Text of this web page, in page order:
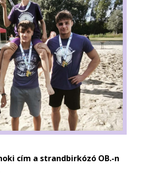
cím a strandbirkózó OB.-n